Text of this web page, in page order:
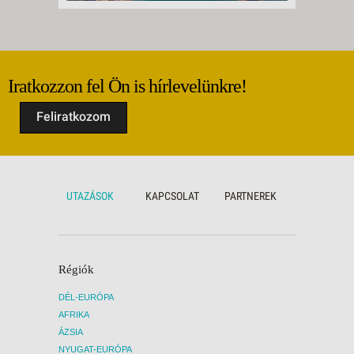
Iratkozzon fel Ön is hírlevelünkre!
Feliratkozom
UTAZÁSOK KAPCSOLAT PARTNEREK
Régiók
DÉL-EURÓPA
AFRIKA
ÁZSIA
NYUGAT-EURÓPA